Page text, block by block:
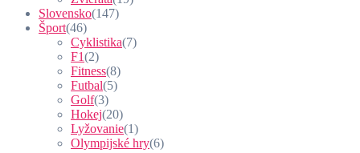
Slovensko(147)
Šport(46)
Cyklistika(7)
F1(2)
Fitness(8)
Futbal(5)
Golf(3)
Hokej(20)
Lyžovanie(1)
Olympijské hry(6)